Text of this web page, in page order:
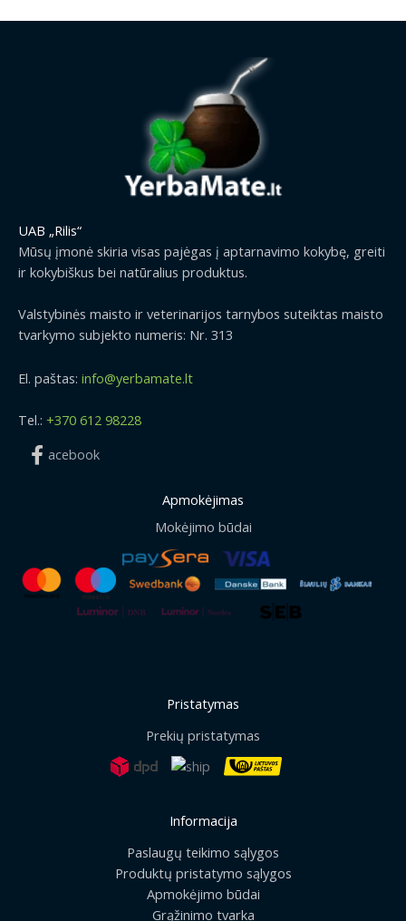
UAB „Rilis“
Mūsų įmonė skiria visas pajėgas į aptarnavimo kokybę, greiti
ir kokybiškus bei natūralius produktus.
Valstybinės maisto ir veterinarijos tarnybos suteiktas maisto
tvarkymo subjekto numeris: Nr. 313
El. paštas: info@yerbamate.lt
Tel.: +370 612 98228
acebook
Apmokėjimas
Mokėjimo būdai
Pristatymas
Prekių pristatymas
Informacija
Paslaugų teikimo sąlygos
Produktų pristatymo sąlygos
Apmokėjimo būdai
Grąžinimo tvarka